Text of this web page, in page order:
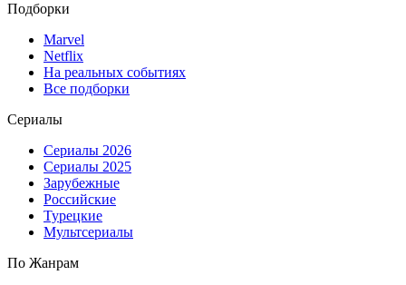
Подборки
Marvel
Netflix
На реальных событиях
Все подборки
Сериалы
Сериалы 2026
Сериалы 2025
Зарубежные
Российские
Турецкие
Мультсериалы
По Жанрам